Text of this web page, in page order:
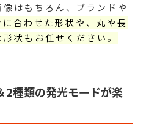
はもちろん、ブランドや
に合わせた形状や、丸や長
状もお任せください。
2種類の発光モードが楽